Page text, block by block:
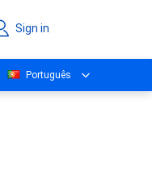
Sign in
Português